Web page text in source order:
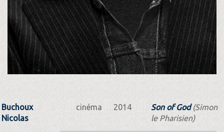
Buchoux
Nicolas
cinéma 2014 Son of God(Simon
le Pharisien)